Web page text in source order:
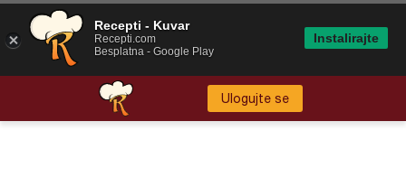
Ulogujte se
Recepti - Kuvar
Recepti.com
Besplatna - Google Play
Instalirajte